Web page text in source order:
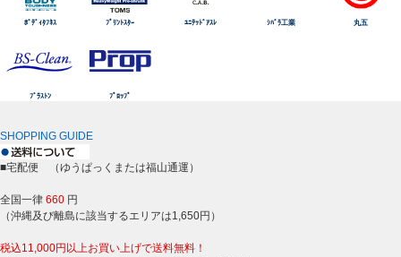
ﾎﾞﾃﾞｨﾀﾌﾈｽ ﾌﾟﾘﾝﾄｽﾀｰ ﾕﾆﾃｯﾄﾞｱｽﾚ ｼﾊﾞﾗ工業 丸五
ﾌﾞﾗｽﾄﾝ ﾌﾟﾛｯﾌﾟ
SHOPPING GUIDE
■宅配便 （ゆうぱっくまたは福山通運）
全国一律 660 円
（沖縄及び離島に該当するエリアは1,650円）
税込11,000円以上お買い上げで送料無料！